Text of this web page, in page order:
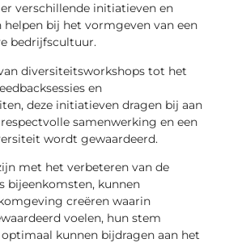
verschillende initiatieven en
helpen bij het vormgeven van een
bedrijfscultuur.
diversiteitsworkshops tot het
en
deze initiatieven dragen bij aan
samenwerking en een
wordt gewaardeerd.
met het verbeteren van de
bijeenkomsten, kunnen
creëren waarin
voelen, hun stem
kunnen bijdragen aan het